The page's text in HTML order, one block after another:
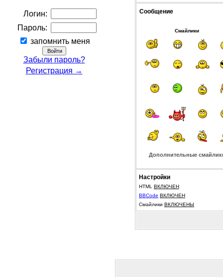
Логин:
Пароль:
запомнить меня
Забыли пароль?
Регистрация →
Сообщение
Смайлики
Дополнительные
Настройки
HTML ВКЛЮЧЕН
BBCode ВКЛЮЧЕН
Смайлики ВКЛЮЧЕНЫ